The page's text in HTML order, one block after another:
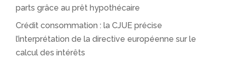
parts grâce au prêt hypothécaire
Crédit consommation : la CJUE précise
l’interprétation de la directive européenne sur le
calcul des intérêts